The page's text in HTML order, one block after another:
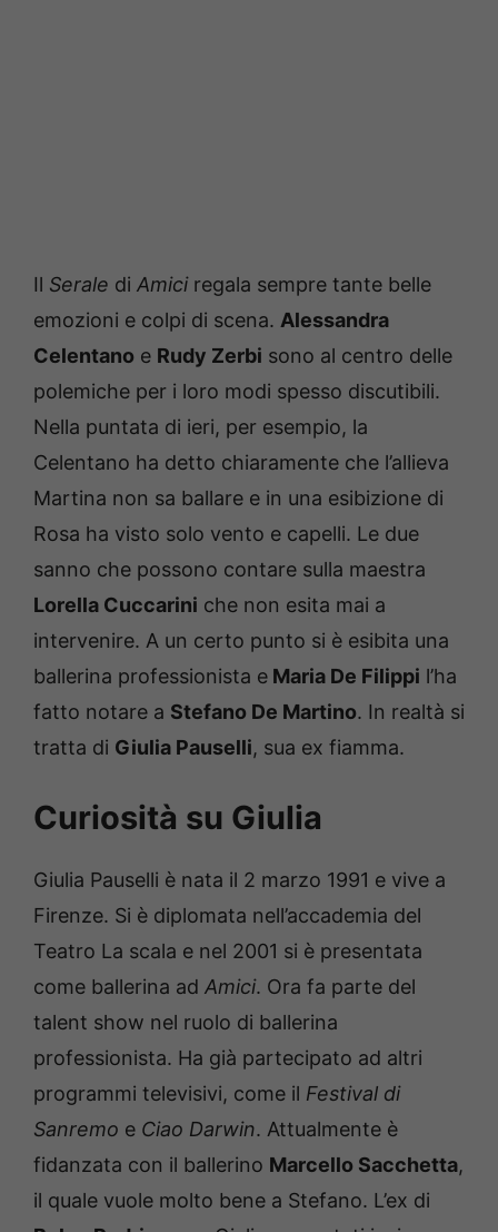
Il Serale di Amiciregala sempre tante belle
emozioni e colpi di scena. Alessandra
Celentano e Rudy Zerbi sono al centro delle
polemiche per i loro modi spesso discutibili.
Nella puntata di ieri, per esempio, la
Celentano ha detto chiaramente che l’allieva
Martina non sa ballare e in una esibizione di
Rosa ha visto solo vento e capelli. Le due
sanno che possono contare sulla maestra
Lorella Cuccarini che non esita mai a
intervenire. A un certo punto si è esibita una
ballerina professionista e Maria De Filippi l’ha
fatto notare a Stefano De Martino. In realtà si
tratta di Giulia Pauselli, sua ex fiamma.
Curiosità su Giulia
Giulia Pauselli è nata il 2 marzo 1991 e vive a
Firenze. Si è diplomata nell’accademia del
Teatro La scala e nel 2001 si è presentata
come ballerina ad Amici. Ora fa parte del
talent show nel ruolo di ballerina
professionista. Ha già partecipato ad altri
programmi televisivi, come il Festival di
Sanremo e Ciao Darwin. Attualmente è
fidanzata con il ballerino Marcello Sacchetta,
il quale vuole molto bene a Stefano. L’ex di